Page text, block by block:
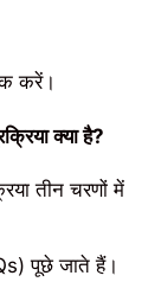
करें।
क्या है?
तीन चरणों में
पूछे जाते हैं।